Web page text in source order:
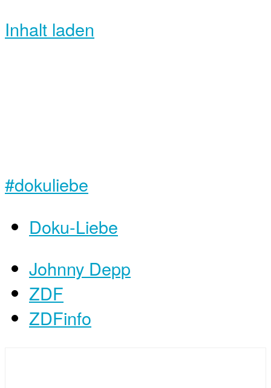
Inhalt laden
#dokuliebe
Doku-Liebe
Johnny Depp
ZDF
ZDFinfo